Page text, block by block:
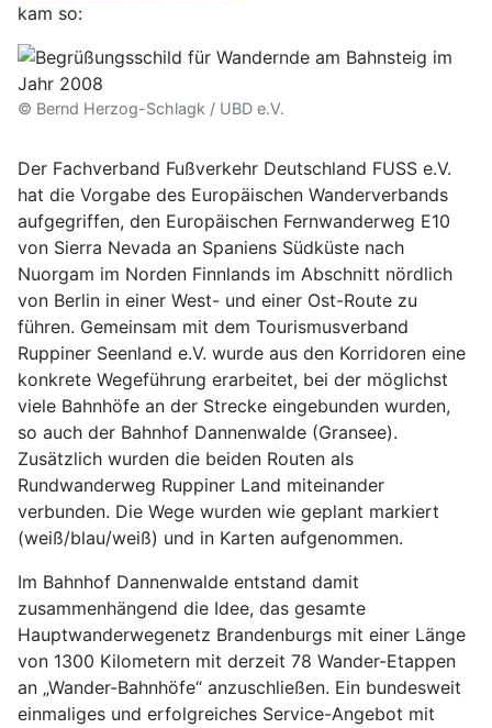
kam so:
© Bernd Herzog-Schlagk / UBD e.V.
Der Fachverband Fußverkehr Deutschland FUSS e.V.
hat die Vorgabe des Europäischen Wanderverbands
aufgegriffen, den Europäischen Fernwanderweg E10
von Sierra Nevada an Spaniens Südküste nach
Nuorgam im Norden Finnlands im Abschnitt nördlich
von Berlin in einer West- und einer Ost-Route zu
führen. Gemeinsam mit dem Tourismusverband
Ruppiner Seenland e.V. wurde aus den Korridoren eine
konkrete Wegeführung erarbeitet, bei der möglichst
viele Bahnhöfe an der Strecke eingebunden wurden,
so auch der Bahnhof Dannenwalde (Gransee).
Zusätzlich wurden die beiden Routen als
Rundwanderweg Ruppiner Land miteinander
verbunden. Die Wege wurden wie geplant markiert
(weiß/blau/weiß) und in Karten aufgenommen.
Im Bahnhof Dannenwalde entstand damit
zusammenhängend die Idee, das gesamte
Hauptwanderwegenetz Brandenburgs mit einer Länge
von 1300 Kilometern mit derzeit 78 Wander-Etappen
an „Wander-Bahnhöfe“ anzuschließen. Ein bundesweit
einmaliges und erfolgreiches Service-Angebot mit